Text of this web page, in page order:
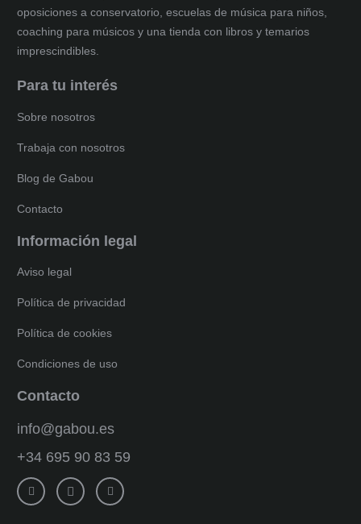
oposiciones a conservatorio, escuelas de música para niños,
coaching para músicos y una tienda con libros y temarios
imprescindibles.
Para tu interés
Sobre nosotros
Trabaja con nosotros
Blog de Gabou
Contacto
Información legal
Aviso legal
Política de privacidad
Política de cookies
Condiciones de uso
Contacto
info@gabou.es
+34 695 90 83 59